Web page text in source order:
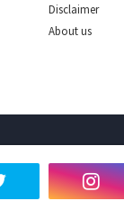
Disclaimer
About us